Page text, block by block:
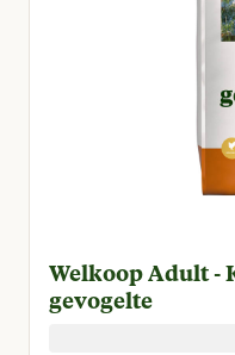
Welkoop Adult -
gevogelte